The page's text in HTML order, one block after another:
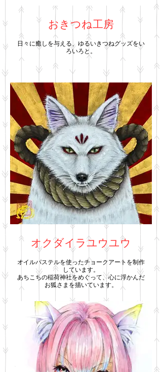
おきつね工房
日々に癒しを与える、ゆるいきつねグッズをい
ろいろと。
オクダイラユウユウ
オイルパステルを使ったチョークアートを制作
しています。
あちこちの稲荷神社をめぐって、心に浮かんだ
お狐さまを描いています。